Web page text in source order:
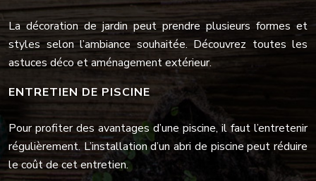
La décoration de jardin peut prendre plusieurs formes et
styles selon l’ambiance souhaitée. Découvrez toutes les
astuces déco et aménagement extérieur.
ENTRETIEN DE PISCINE
Pour profiter des avantages d’une piscine, il faut l’entretenir
régulièrement. L’installation d’un abri de piscine peut réduire
le coût de cet entretien.